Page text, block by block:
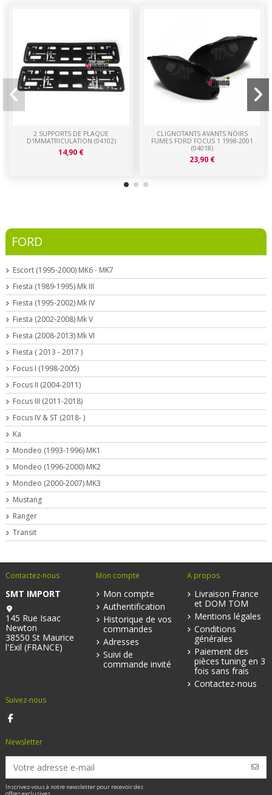
2 SUPPORTS DE PLAQUE
D'IMMATRICULATION (04102)
14,90 €
CLIGNOTANTS AVANTS NOIRS
FUMES FORD FOCUS 1 1998-2001
(04018)
23,90 €
FORD
Escort (1995-2000) MK6 - MK7
Fiesta (1989-1995) Mk III
Fiesta (1995-2002) Mk IV
Fiesta (2002-2008) Mk V
Fiesta (2008-2013) Mk VI
Fiesta ( 2013 - 2017 )
Focus I (1998-2005)
Focus II (2004-2011)
Focus III (2011-2018)
Focus IV & ST (2018- )
Ka
Mondeo (1993-1996) MK1
Mondeo (1996-2000) MK2
Mondeo (2000-2007) MK3
Mustang
Ranger
Transit
Contactez-nous
SMT IMPORT
145 Rue Isaac
Newton
38550 St Maurice
l'Exil (FRANCE)
Mon compte
Mon compte
Authentification
Historique de vos
commandes
Adresses
Suivi de
commande invité
A propos
Livraison France
et DOM TOM
Mentions légales
Conditions
générales
Paiement des
pièces tuning en 3
fois sans frais
Contactez-nous
Suivez-nous
Newsletter
Inscrivez-vous à notre newsletter pour recevoir des